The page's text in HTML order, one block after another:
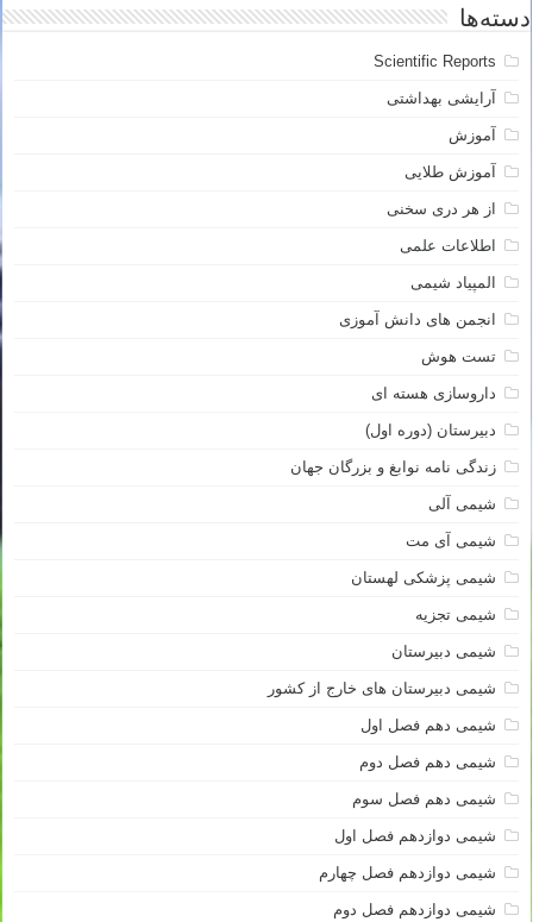
دسته‌ها
Scientific Reports
آرایشی بهداشتی
آموزش
آموزش طلایی
از هر دری سخنی
اطلاعات علمی
المپیاد شیمی
انجمن های دانش آموزی
تست هوش
داروسازی هسته ای
دبیرستان (دوره اول)
زندگی نامه نوابغ و بزرگان جهان
شیمی آلی
شیمی آی مت
شیمی پزشکی لهستان
شیمی تجزیه
شیمی دبیرستان
شیمی دبیرستان های خارج از کشور
شیمی دهم فصل اول
شیمی دهم فصل دوم
شیمی دهم فصل سوم
شیمی دوازدهم فصل اول
شیمی دوازدهم فصل چهارم
شیمی دوازدهم فصل دوم